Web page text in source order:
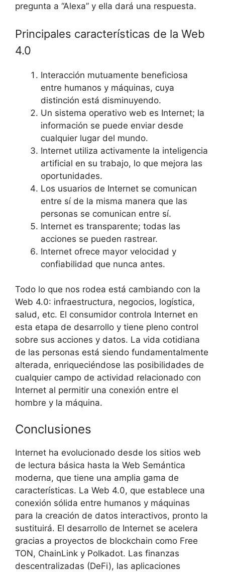
pregunta a “Alexa” y ella dará una respuesta.
Principales características de la Web
4.0
Interacción mutuamente beneficiosa
entre humanos y máquinas, cuya
distinción está disminuyendo.
Un sistema operativo web es Internet; la
información se puede enviar desde
cualquier lugar del mundo.
Internet utiliza activamente la inteligencia
artificial en su trabajo, lo que mejora las
oportunidades.
Los usuarios de Internet se comunican
entre sí de la misma manera que las
personas se comunican entre sí.
Internet es transparente; todas las
acciones se pueden rastrear.
Internet ofrece mayor velocidad y
confiabilidad que nunca antes.
Todo lo que nos rodea está cambiando con la
Web 4.0: infraestructura, negocios, logística,
salud, etc. El consumidor controla Internet en
esta etapa de desarrollo y tiene pleno control
sobre sus acciones y datos. La vida cotidiana
de las personas está siendo fundamentalmente
alterada, enriqueciéndose las posibilidades de
cualquier campo de actividad relacionado con
Internet al permitir una conexión entre el
hombre y la máquina.
Conclusiones
Internet ha evolucionado desde los sitios web
de lectura básica hasta la Web Semántica
moderna, que tiene una amplia gama de
características. La Web 4.0, que establece una
conexión sólida entre humanos y máquinas
para la creación de datos interactivos, pronto la
sustituirá. El desarrollo de Internet se acelera
gracias a proyectos de blockchain como Free
TON, ChainLink y Polkadot. Las finanzas
descentralizadas (DeFi), las aplicaciones